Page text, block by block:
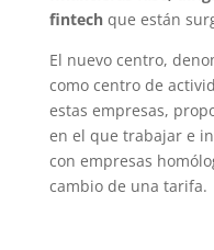
fintechque están
El nuevo centro,
como centro de
estas empresas,
en el que trabajar e
con empresas
cambio de una tarifa.